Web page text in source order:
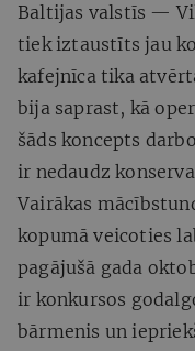
Baltijas valstīs —
tiek iztaustīts jau
kafejnīca tika
bija saprast, kā
šāds koncepts
ir nedaudz
Vairākas
kopumā veicoties
pagājušā gada
ir konkursos
bārmenis un